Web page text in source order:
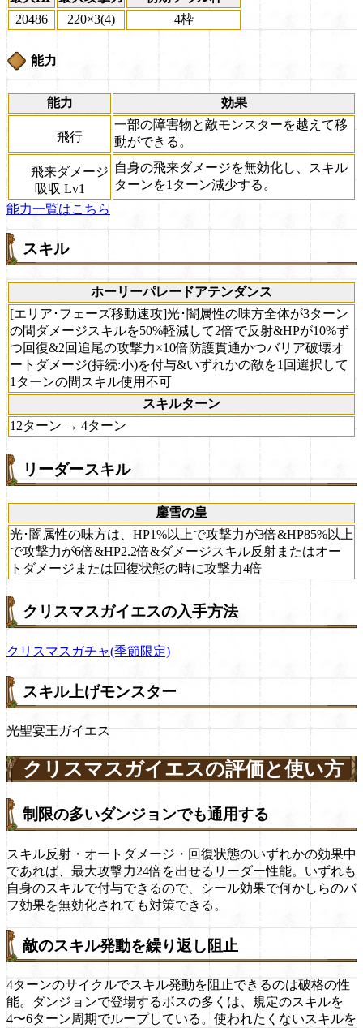
20486
220×3(4) 4枠
能力
能力 効果
飛行
一部の障害物と敵モンスターを越えて移
動ができる。
飛来ダメージ
吸収 Lv1
自身の飛来ダメージを無効化し、スキル
ターンを1ターン減少する。
能力一覧はこちら
スキル
ホーリーパレードアテンダンス
[エリア･フェーズ移動速攻]光･闇属性の味方全体が3ターン
の間ダメージスキルを50%軽減して2倍で反射&HPが10%ず
つ回復&2回追尾の攻撃力×10倍防護貫通かつバリア破壊オ
ートダメージ(持続:小)を付与&いずれかの敵を1回選択して
1ターンの間スキル使用不可
スキルターン
12ターン → 4ターン
リーダースキル
鏖雪の皇
光･闇属性の味方は、HP1%以上で攻撃力が3倍&HP85%以上
で攻撃力が6倍&HP2.2倍&ダメージスキル反射またはオー
トダメージまたは回復状態の時に攻撃力4倍
クリスマスガイエスの入手方法
クリスマスガチャ(季節限定)
スキル上げモンスター
光聖宴王ガイエス
クリスマスガイエスの評価と使い方
制限の多いダンジョンでも通用する
スキル反射・オートダメージ・回復状態のいずれかの効果中
であれば、最大攻撃力24倍を出せるリーダー性能。いずれも
自身のスキルで付与できるので、シール効果で何かしらのバ
フ効果を無効化されても対策できる。
敵のスキル発動を繰り返し阻止
4ターンのサイクルでスキル発動を阻止できるのは破格の性
能。ダンジョンで登場するボスの多くは、規定のスキルを
4〜6ターン周期でループしている。使われたくないスキルを